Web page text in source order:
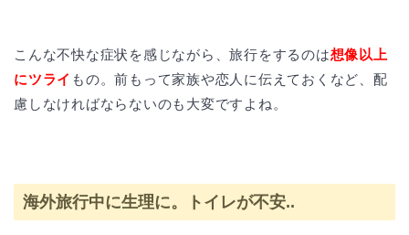
こんな不快な症状を感じながら、旅行をするのは想像以上
にツライ もの。前もって家族や恋人に伝えておくなど、配
慮しなければならないのも大変ですよね。
海外旅行中に生理に。トイレが不安..